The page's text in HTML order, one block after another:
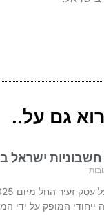
גם על..
ישראל
המופק על ידי